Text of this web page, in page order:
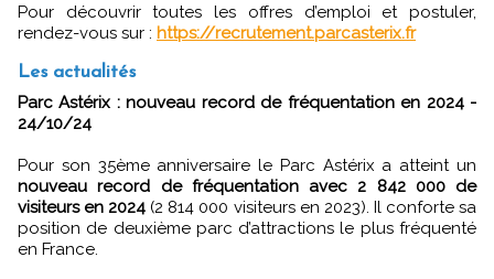
Pour découvrir toutes les offres d’emploi et postuler,
rendez-vous sur : https://recrutement.parcasterix.fr
Les actualités
Parc Astérix : nouveau record de fréquentation en 2024 -
24/10/24
Pour son 35ème anniversaire le Parc Astérix a atteint un
nouveau record de fréquentation avec 2 842 000 de
visiteurs en 2024 (2 814 000 visiteurs en 2023). Il conforte sa
position de deuxième parc d’attractions le plus fréquenté
en France.